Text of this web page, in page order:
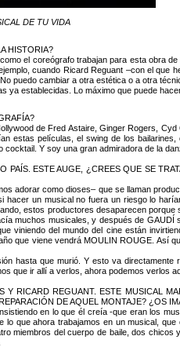
DE TU VIDA
HISTORIA?
el coreógrafo trabajan para esta obra
cuando Ricard Reguant –con el que
puedo cambiar a otra estética o a otra
establecidas. Lo máximo que puede
de Fred Astaire, Ginger Rogers,
estas películas, el swing de los
Y soy una gran admiradora de la
ESTE AUGE, ¿CREES QUE SE
adorar como dioses– que se llaman
un musical no fuera un riesgo lo
estos productores desaparecen
muchos musicales, y después de
viniendo del mundo del cine están
que viene vendrá MOULIN ROUGE. Así
hasta que murió. Y esto va directamente
que ir allí a verlos, ahora podemos verlos
RICARD REGUANT. ESTE MUSICAL
DE AQUEL MONTAJE? ¿OS
en lo que él creía -que eran los
que ahora trabajamos en un musical,
miembros del cuerpo de baile, dos